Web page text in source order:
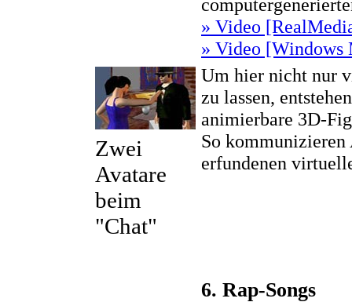
» Video
» Video [Windows
Zwei
Avatare
beim
"Chat"
Um hier nicht nur
zu lassen,
animierbare 3D-
So
erfundenen
6. Rap-Songs